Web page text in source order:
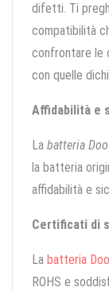
difetti. Ti
compatibilità
confrontare le
con quelle
Affidabilità e
La batteria
la batteria
affidabilità e
Certificati di
La batteria
ROHS e